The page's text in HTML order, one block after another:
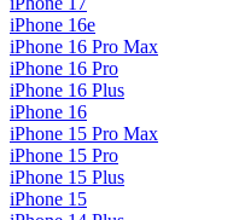
iPhone 16e
iPhone 16 Pro Max
iPhone 16 Pro
iPhone 16 Plus
iPhone 16
iPhone 15 Pro Max
iPhone 15 Pro
iPhone 15 Plus
iPhone 15